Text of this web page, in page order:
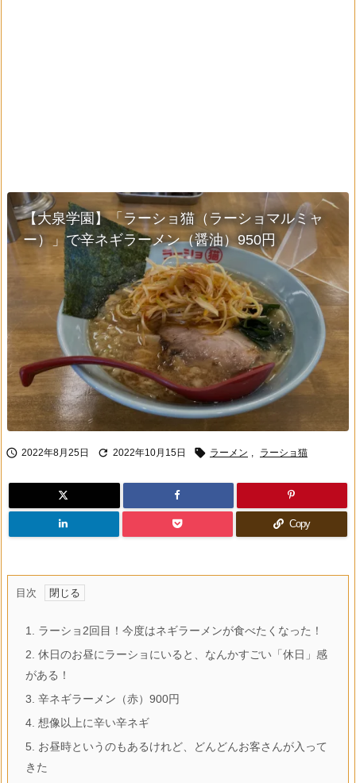
【大泉学園】「ラーショ猫（ラーショマルミャ
ー）」で辛ネギラーメン（醤油）950円
 2022年8月25日  2022年10月15日  ラーメン , ラーショ猫
Copy
目次
1.
ラーショ2回目！今度はネギラーメンが食べたくなった！
2. 休日のお昼にラーショにいると、なんかすごい「休日」感
がある！
3. 辛ネギラーメン（赤）900円
4. 想像以上に辛い辛ネギ
5.
お昼時というのもあるけれど、どんどんお客さんが入って
きた